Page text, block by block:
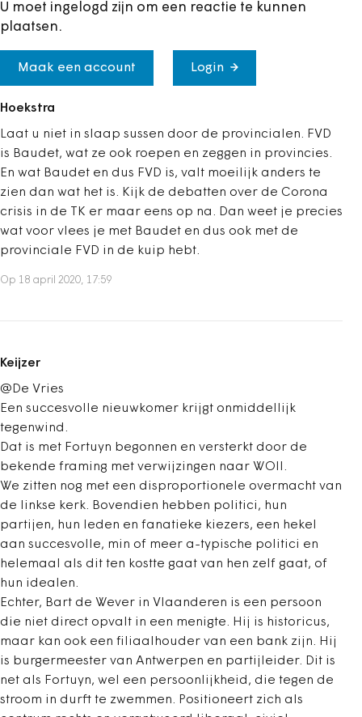
U moet ingelogd zijn om een reactie te kunnen
plaatsen.
Maak een account Login
Hoekstra
Laat u niet in slaap sussen door de provincialen. FVD
is Baudet, wat ze ook roepen en zeggen in provincies.
En wat Baudet en dus FVD is, valt moeilijk anders te
zien dan wat het is. Kijk de debatten over de Corona
crisis in de TK er maar eens op na. Dan weet je precies
wat voor vlees je met Baudet en dus ook met de
provinciale FVD in de kuip hebt.
Op 18 april 2020, 17:59
Keijzer
@De Vries
Een succesvolle nieuwkomer krijgt onmiddellijk
tegenwind.
Dat is met Fortuyn begonnen en versterkt door de
bekende framing met verwijzingen naar WOII.
We zitten nog met een disproportionele overmacht van
de linkse kerk. Bovendien hebben politici, hun
partijen, hun leden en fanatieke kiezers, een hekel
aan succesvolle, min of meer a-typische politici en
helemaal als dit ten kostte gaat van hen zelf gaat, of
hun idealen.
Echter, Bart de Wever in Vlaanderen is een persoon
die niet direct opvalt in een menigte. Hij is historicus,
maar kan ook een filiaalhouder van een bank zijn. Hij
is burgermeester van Antwerpen en partijleider. Dit is
net als Fortuyn, wel een persoonlijkheid, die tegen de
stroom in durft te zwemmen. Positioneert zich als